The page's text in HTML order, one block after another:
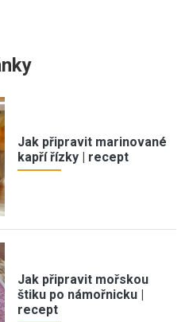
Jak připravit marinované
kapří řízky | recept
Jak připravit mořskou
štiku po námořnicku |
recept